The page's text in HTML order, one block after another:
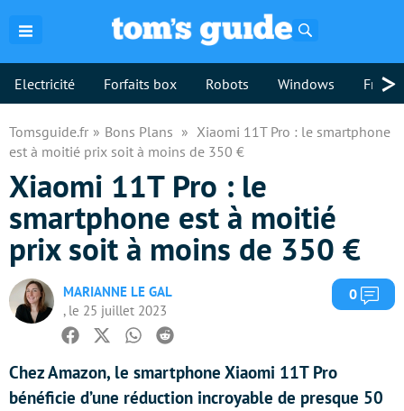
Electricité Forfaits box Robots Windows >
Tomsguide.fr Bons Plans
Xiaomi 11T Pro : le smartphone
est à moitié prix soit à moins de 350 €
Xiaomi 11T Pro : le
smartphone est à moitié
prix soit à moins de 350 €
MARIANNE LE GAL
, le 25 juillet 2023
0
Facebook
TwitterWhatsapp
Reddit
Chez Amazon, le smartphone Xiaomi 11T Pro
bénéficie d’une réduction incroyable de presque 50